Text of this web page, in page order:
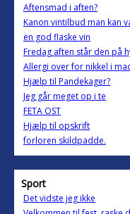
Aftensmad i aften?
Kanon vintilbud man kan
en god flaske vin
Fredag aften står den på
Allergi over for nikkel i
Hjælp til Pandekager?
Jeg går meget op i te
FETA OST
Hjælp til opskrift
forloren skildpadde.
Sport
Det vidste jeg ikke